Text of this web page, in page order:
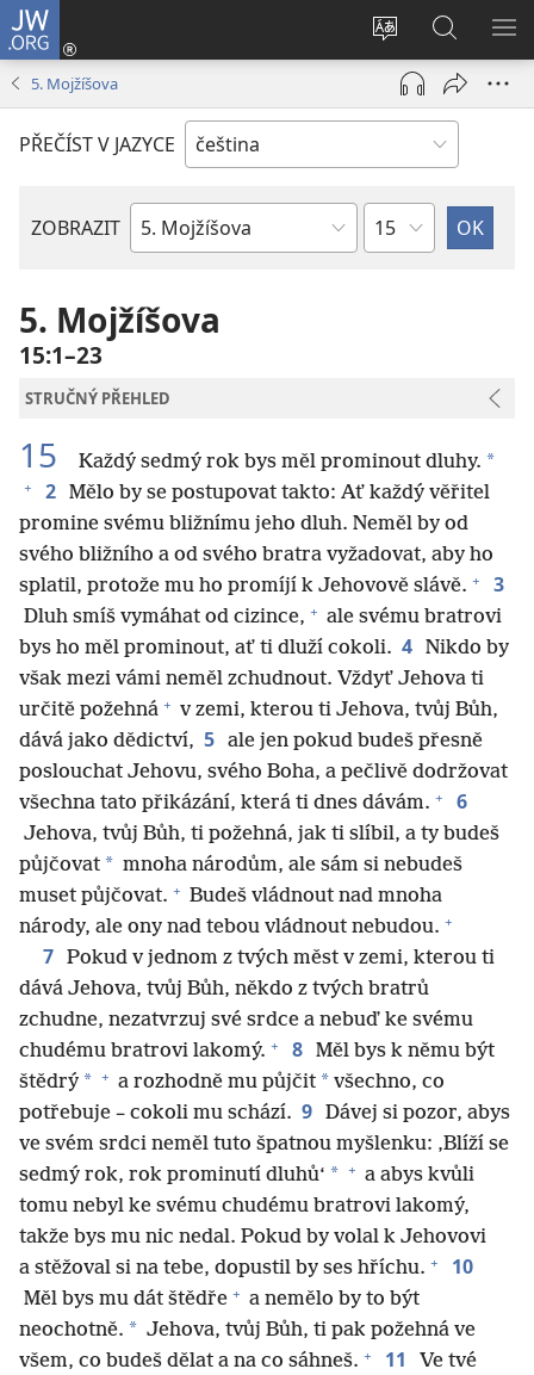
JW.ORG
Změnit
jazyk
stránek
Přihlásit
se
(otevřeno
okno)
Hledat
na
JW.ORG
5. Mojžíšova
PŘEČÍST V JAZYCE
ZOBRAZIT
Biblická
Kapitola
5. Mojžíšova
15:1–23
STRUČNÝ PŘEHLED
15 Každý sedmý rok bys měl prominout dluhy. *
+ 2 Mělo by se postupovat takto: Ať každý věřitel
promine svému bližnímu jeho dluh. Neměl by od
svého bližního a od svého bratra vyžadovat, aby ho
splatil, protože mu ho promíjí k Jehovově slávě. + 3
Dluh smíš vymáhat od cizince, + ale svému bratrovi
bys ho měl prominout, ať ti dluží cokoli. 4 Nikdo by
však mezi vámi neměl zchudnout. Vždyť Jehova ti
určitě požehná + v zemi, kterou ti Jehova, tvůj Bůh,
dává jako dědictví, 5 ale jen pokud budeš přesně
poslouchat Jehovu, svého Boha, a pečlivě dodržovat
všechna tato přikázání, která ti dnes dávám. + 6
Jehova, tvůj Bůh, ti požehná, jak ti slíbil, a ty budeš
půjčovat * mnoha národům, ale sám si nebudeš
muset půjčovat. + Budeš vládnout nad mnoha
národy, ale ony nad tebou vládnout nebudou. +
7 Pokud v jednom z tvých měst v zemi, kterou ti
dává Jehova, tvůj Bůh, někdo z tvých bratrů
zchudne, nezatvrzuj své srdce a nebuď ke svému
chudému bratrovi lakomý. + 8 Měl bys k němu být
štědrý * + a rozhodně mu půjčit * všechno, co
potřebuje – cokoli mu schází. 9 Dávej si pozor, abys
ve svém srdci neměl tuto špatnou myšlenku: ‚Blíží se
sedmý rok, rok prominutí dluhů‘ * + a abys kvůli
tomu nebyl ke svému chudému bratrovi lakomý,
takže bys mu nic nedal. Pokud by volal k Jehovovi
a stěžoval si na tebe, dopustil by ses hříchu. + 10
Měl bys mu dát štědře + a nemělo by to být
neochotně. * Jehova, tvůj Bůh, ti pak požehná ve
všem, co budeš dělat a na co sáhneš. + 11
Ve tvé